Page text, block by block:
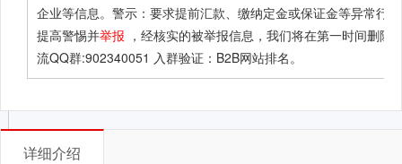
企业等信息。警示：要求提前汇款、缴纳定金或保证金等异常行
提高警惕并举报 ，经核实的被举报信息，我们将在第一时间删除
流QQ群:902340051 入群验证：B2B网站排名。
详细介绍